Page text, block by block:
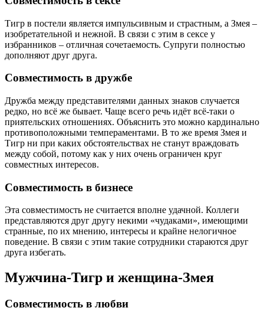
Тигр в постели является импульсивным и страстным, а Змея –
изобретательной и нежной. В связи с этим в сексе у
избранников – отличная сочетаемость. Супруги полностью
дополняют друг друга.
Совместимость в дружбе
Дружба между представителями данных знаков случается
редко, но всё же бывает. Чаще всего речь идёт всё-таки о
приятельских отношениях. Объяснить это можно кардинально
противоположными темпераментами. В то же время Змея и
Тигр ни при каких обстоятельствах не станут враждовать
между собой, потому как у них очень ограничен круг
совместных интересов.
Совместимость в бизнесе
Эта совместимость не считается вполне удачной. Коллеги
представляются друг другу некими «чудаками», имеющими
странные, по их мнению, интересы и крайне нелогичное
поведение. В связи с этим такие сотрудники стараются друг
друга избегать.
Мужчина-Тигр и женщина-Змея
Совместимость в любви